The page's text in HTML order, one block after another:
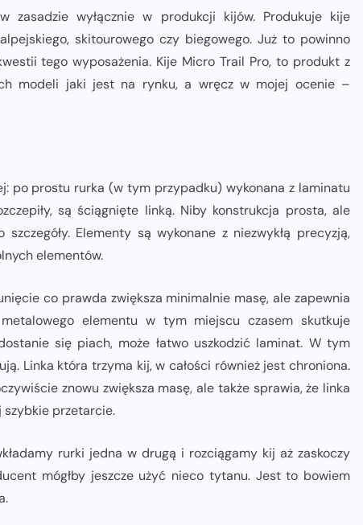
zasadzie wyłącznie w produkcji kijów. Produkuje kije
skitourowego czy biegowego. Już to powinno
tego wyposażenia. Kije Micro Trail Pro, to produkt z
modeli jaki jest na rynku, a wręcz w mojej ocenie –
po prostu rurka (w tym przypadku) wykonana z laminatu
są ściągnięte linką. Niby konstrukcja prosta, ale
Elementy są wykonane z niezwykłą precyzją,
elementów.
co prawda zwiększa minimalnie masę, ale zapewnia
elementu w tym miejscu czasem skutkuje
się piach, może łatwo uszkodzić laminat. W tym
Linka która trzyma kij, w całości również jest chroniona.
znowu zwiększa masę, ale także sprawia, że linka
szybkie przetarcie.
rurki jedna w drugą i rozciągamy kij aż zaskoczy
mógłby jeszcze użyć nieco tytanu. Jest to bowiem